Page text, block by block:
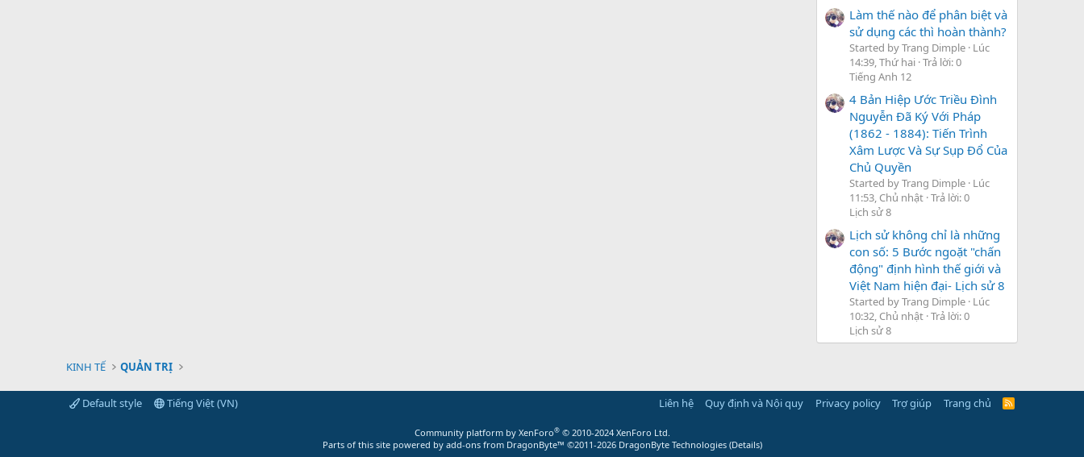
Làm thế nào để phân biệt và
sử dụng các thì hoàn thành?
Started by Trang Dimple Lúc
14:39, Thứ hai Trả lời: 0
Tiếng Anh 12
4 Bản Hiệp Ước Triều Đình
Nguyễn Đã Ký Với Pháp
(1862 - 1884): Tiến Trình
Xâm Lược Và Sự Sụp Đổ Của
Chủ Quyền
Started by Trang Dimple Lúc
11:53, Chủ nhật Trả lời: 0
Lịch sử 8
Lịch sử không chỉ là những
con số: 5 Bước ngoặt "chấn
động" định hình thế giới và
Việt Nam hiện đại- Lịch sử 8
Started by Trang Dimple Lúc
10:32, Chủ nhật Trả lời: 0
Lịch sử 8
KINH TẾ QUẢN TRỊ
Default style Tiếng Việt (VN) Liên hệ Quy định và Nội quy Privacy policy Trợ giúp Trang chủ
R
Community platform by XenForo® © 2010-2024 XenForo Ltd.
Parts of this site powered by add-ons from DragonByte™ ©2011-2026 DragonByte Technologies(Details)